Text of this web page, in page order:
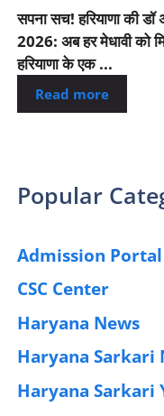
सपना सच! हरियाणा की
2026: अब हर मेधावी को
हरियाणा के एक ...
Read more
Popular
Admission Portal
CSC Center
Haryana News
Haryana Sarkari
Haryana Sarkari